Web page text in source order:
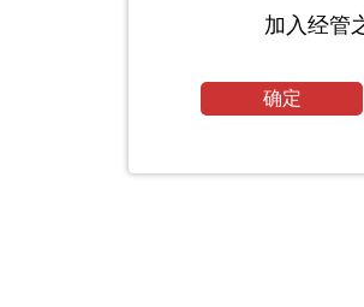
加入经管
确定